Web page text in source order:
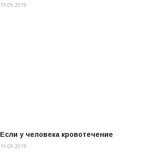
19.09.2019
Если у человека кровотечение
19.09.2019